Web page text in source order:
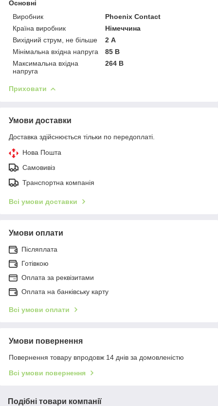
Основні
Виробник
Phoenix Contact
Країна виробник
Німеччина
Вихідний струм, не більше
2 А
Мінімальна вхідна напруга
85 В
Максимальна вхідна
напруга
264 В
Приховати
Умови доставки
Доставка здійснюється тільки по передоплаті.
Нова Пошта
Самовивіз
Транспортна компанія
Всі умови доставки
Умови оплати
Післяплата
Готівкою
Оплата за реквізитами
Оплата на банківську карту
Всі умови оплати
Умови повернення
Повернення товару впродовж 14 днів за домовленістю
Всі умови повернення
Подібні товари компанії